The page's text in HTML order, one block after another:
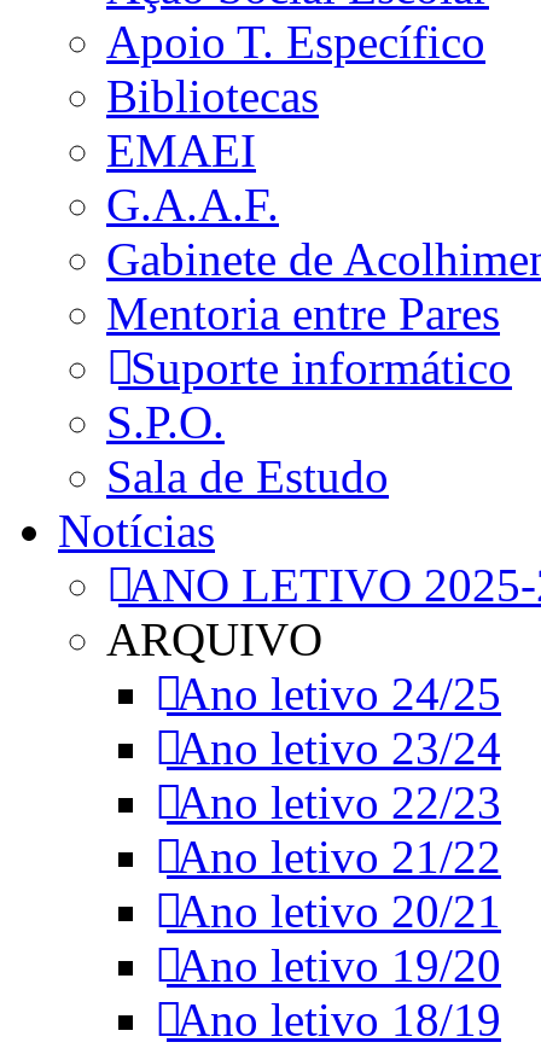
Apoio T. Específico
Bibliotecas
EMAEI
G.A.A.F.
Gabinete de
Mentoria entre Pares
Suporte informático
S.P.O.
Sala de Estudo
Notícias
ANO LETIVO
ARQUIVO
Ano letivo 24/25
Ano letivo 23/24
Ano letivo 22/23
Ano letivo 21/22
Ano letivo 20/21
Ano letivo 19/20
Ano letivo 18/19